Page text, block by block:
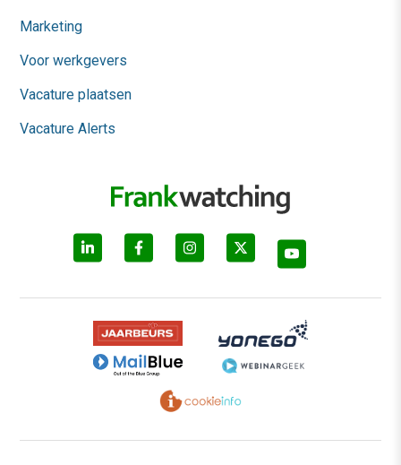
Marketing
Voor werkgevers
Vacature plaatsen
Vacature Alerts